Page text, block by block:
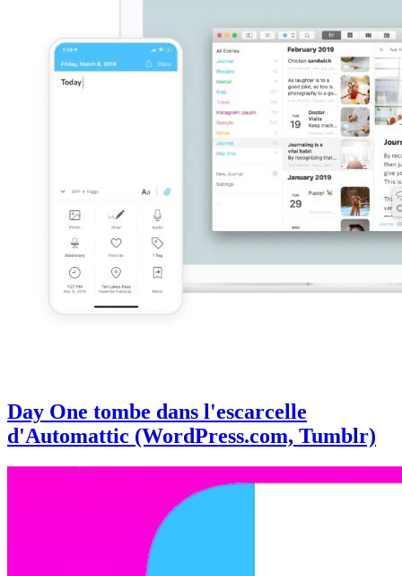
Day One tombe dans l'escarcelle
d'Automattic (WordPress.com, Tumblr)